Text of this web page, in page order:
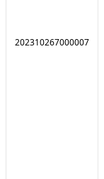
202310267000007